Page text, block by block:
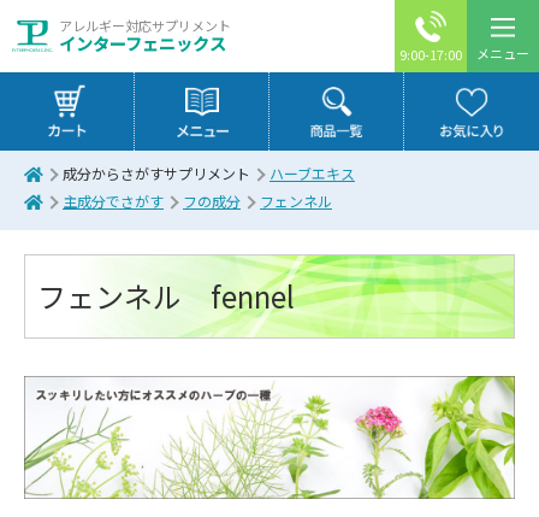
アレルギー対応サプリメント
インターフェニックス 9:00-17:00 メニュー
成分からさがすサプリメント
ハーブエキス
主成分でさがす
フの成分 フェンネル
フェンネル fennel